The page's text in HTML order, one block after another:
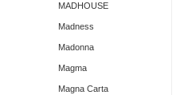
MADHOUSE
Madness
Madonna
Magma
Magna Carta